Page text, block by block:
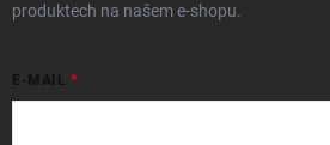
produktech na našem e-shopu.
E-MAIL